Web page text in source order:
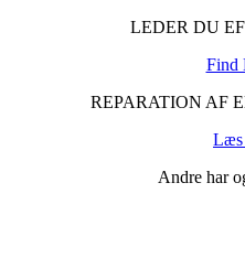
LEDER DU
Find
REPARATION AF
Læs
Andre har